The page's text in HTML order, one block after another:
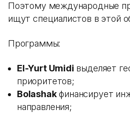
Поэтому международные
ищут специалистов в этой
Программы:
El-Yurt Umidi выделяет
приоритетов;
Bolashakфинансирует
направления;